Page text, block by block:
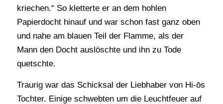
kriechen.“ So kletterte er an dem hohlen
Papierdocht hinauf und war schon fast ganz oben
und nahe am blauen Teil der Flamme, als der
Mann den Docht auslöschte und ihn zu Tode
quetschte.
Traurig war das Schicksal der Liebhaber von Hi-ōs
Tochter. Einige schwebten um die Leuchtfeuer auf